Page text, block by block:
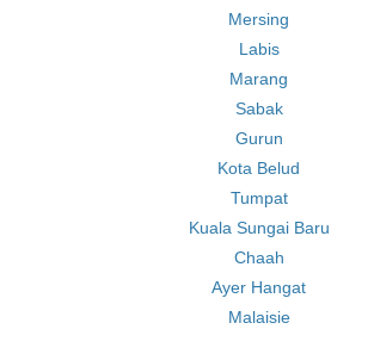
Mersing
Labis
Marang
Sabak
Gurun
Kota Belud
Tumpat
Kuala Sungai Baru
Chaah
Ayer Hangat
Malaisie